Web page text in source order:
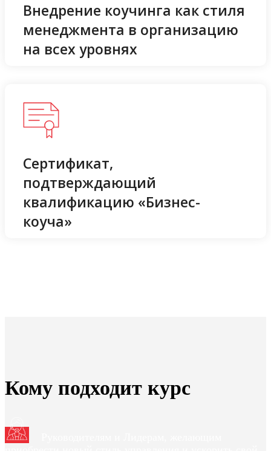
Внедрение коучинга как стиля
менеджмента в организацию
на всех уровнях
Сертификат,
подтверждающий
квалификацию «Бизнес-
коуча»
Кому подходит курс